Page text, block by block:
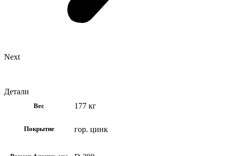
Next
Детали
Вес 177 кг
Покрытие гор. цинк